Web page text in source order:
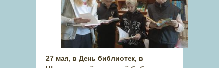
27 мая, в День библиотек, в